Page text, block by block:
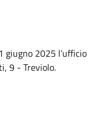
giugno 2025 l’ufficio
9 - Treviolo.